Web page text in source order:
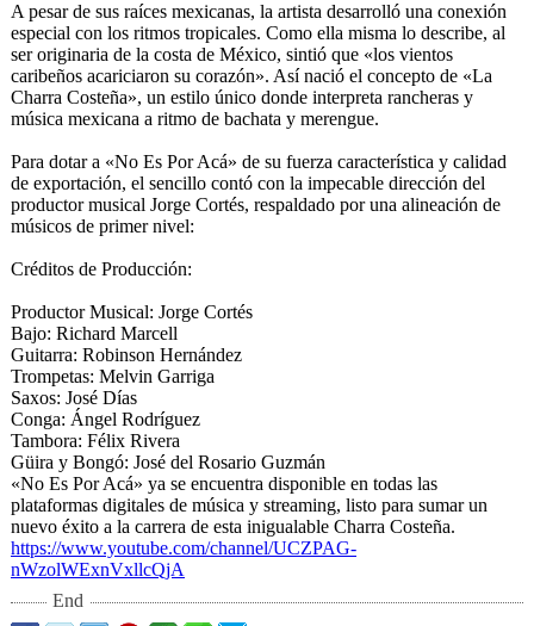
A pesar de sus raíces mexicanas, la artista desarrolló una conexión
especial con los ritmos tropicales. Como ella misma lo describe, al
ser originaria de la costa de México, sintió que «los vientos
caribeños acariciaron su corazón». Así nació el concepto de «La
Charra Costeña», un estilo único donde interpreta rancheras y
música mexicana a ritmo de bachata y merengue.
Para dotar a «No Es Por Acá» de su fuerza característica y calidad
de exportación, el sencillo contó con la impecable dirección del
productor musical Jorge Cortés, respaldado por una alineación de
músicos de primer nivel:
Créditos de Producción:
Productor Musical: Jorge Cortés
Bajo: Richard Marcell
Guitarra: Robinson Hernández
Trompetas: Melvin Garriga
Saxos: José Días
Conga: Ángel Rodríguez
Tambora: Félix Rivera
Güira y Bongó: José del Rosario Guzmán
«No Es Por Acá» ya se encuentra disponible en todas las
plataformas digitales de música y streaming, listo para sumar un
nuevo éxito a la carrera de esta inigualable Charra Costeña.
https://www.youtube.com/channel/UCZPAG-
nWzolWExnVxllcQjA
End